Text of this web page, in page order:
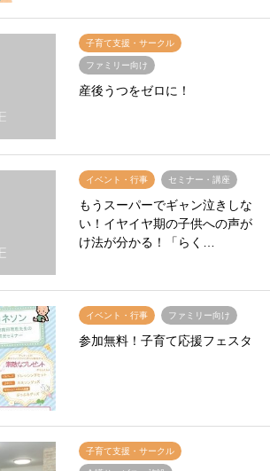
子育て支援・サークル
ファミリー向け
産後うつをゼロに！
イベント・行事 セミナー・講座
もうスーパーでギャン泣きしな
い！イヤイヤ期の子供への声が
け法が分かる！「らく…
イベント・行事 ファミリー向け
参加無料！子育て応援フェスタ
子育て支援・サークル